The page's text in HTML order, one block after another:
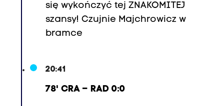
się wykończyć tej ZNAKOMITEJ
szansy! Czujnie Majchrowicz w
bramce
20:41
78' CRA – RAD 0:0